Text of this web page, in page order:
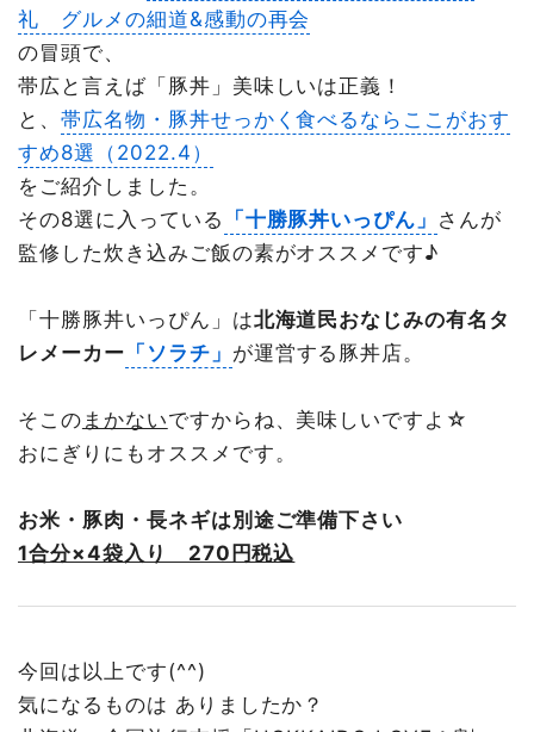
礼 グルメの細道&感動の再会
の冒頭で、
帯広と言えば「豚丼」美味しいは正義！
と、 帯広名物・豚丼せっかく食べるならここがおす
すめ8選（2022.4）
をご紹介しました。
その8選に入っている
「十勝豚丼いっぴん」 さんが
監修した炊き込みご飯の素がオススメです♪
「十勝豚丼いっぴん」は北海道民おなじみの有名タ
レメーカー 「ソラチ」 が運営する豚丼店。
そこの まかないですからね、美味しいですよ☆
おにぎりにもオススメです。
お米・豚肉・長ネギは別途ご準備下さい
1合分×4袋入り 270円税込
今回は以上です(^^)
気になるものは ありましたか？